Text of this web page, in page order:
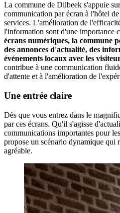
La commune de Dilbeek s'appuie
communication par écran à l'hôtel
services. L'amélioration de
l'information sont d'une importance
écrans numériques, la commune
des annonces d'actualité, des
événements locaux avec les
contribue à une communication
d'attente et à l'amélioration de
Une entrée claire
Dès que vous entrez dans le
par ces écrans. Qu'il s'agisse
communications importantes pour
propose un scénario dynamique qui
agréable.